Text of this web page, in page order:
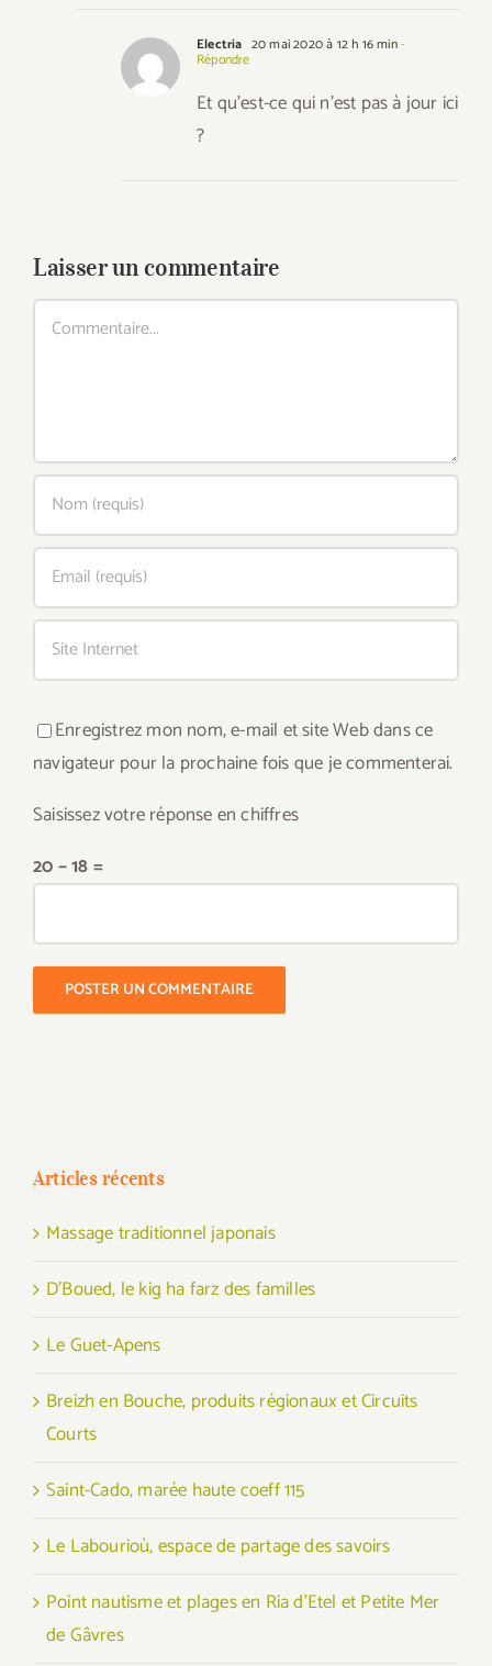
Electria 20 mai 2020 à 12 h 16 min-
Répondre
Et qu’est-ce qui n’est pas à jour ici
?
Laisser un commentaire
Commentaire
Enregistrez mon nom, e-mail et site Web dans ce
navigateur pour la prochaine fois que je commenterai.
Saisissez votre réponse en chiffres
20 − 18 =
Articles récents
Massage traditionnel japonais
D’Boued, le kig ha farz des familles
Le Guet-Apens
Breizh en Bouche, produits régionaux et Circuits
Courts
Saint-Cado, marée haute coeff 115
Le Labourioù, espace de partage des savoirs
Point nautisme et plages en Ria d’Etel et Petite Mer
de Gâvres